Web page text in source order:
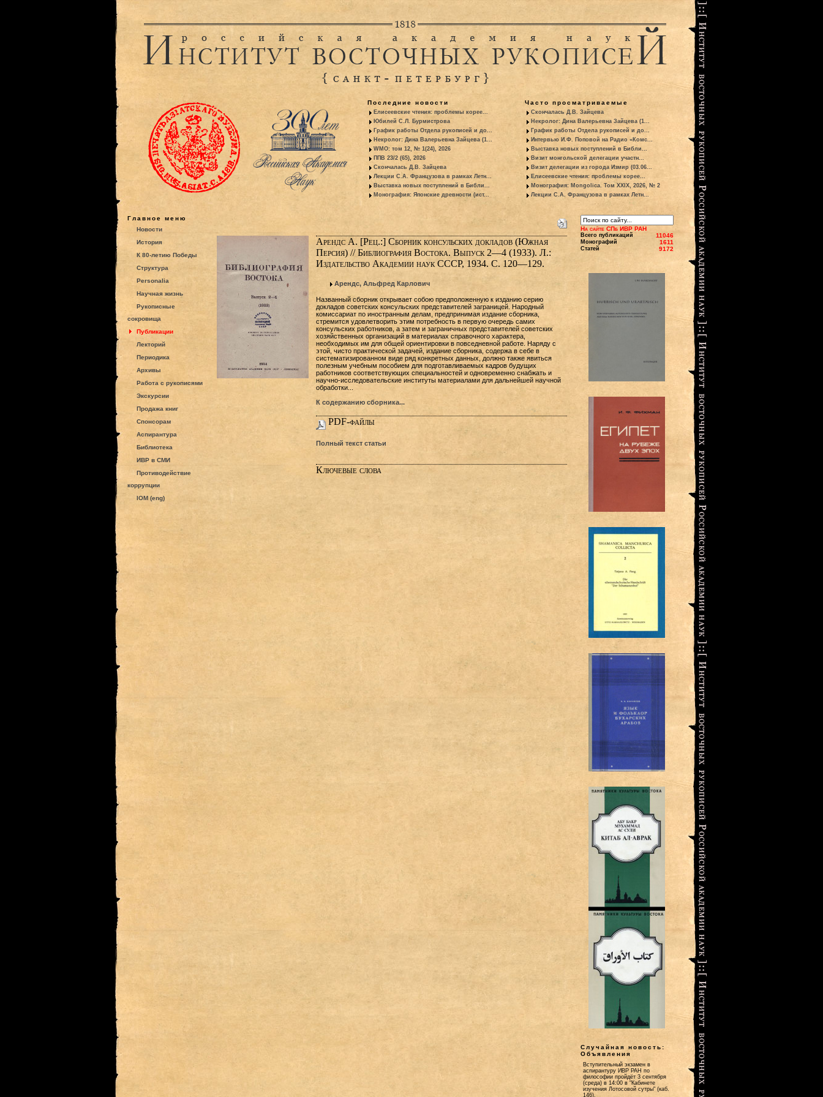
Последние новости
Елисеевские чтения: проблемы корее...
Юбилей С.Л. Бурмистрова
График работы Отдела рукописей и до...
Некролог: Дина Валерьевна Зайцева (1...
WMO: том 12, № 1(24), 2026
ППВ 23/2 (65), 2026
Скончалась Д.В. Зайцева
Лекции С.А. Французова в рамках Летн...
Выставка новых поступлений в Библи...
Монография: Японские древности (ист...
Часто просматриваемые
Скончалась Д.В. Зайцева
Некролог: Дина Валерьевна Зайцева (1...
График работы Отдела рукописей и до...
Интервью И.Ф. Поповой на Радио «Комс...
Выставка новых поступлений в Библи...
Визит монгольской делегации участн...
Визит делегации из города Измир (03.06...
Елисеевские чтения: проблемы корее...
Монография: Mongolica. Том XXIX, 2026, № 2
Лекции С.А. Французова в рамках Летн...
Главное меню
Новости
История
К 80-летию Победы
Структура
Personalia
Научная жизнь
Рукописные
сокровища
Публикации
Лекторий
Периодика
Архивы
Работа с рукописями
Экскурсии
Продажа книг
Спонсорам
Аспирантура
Библиотека
ИВР в СМИ
Противодействие
коррупции
IOM (eng)
Арендс А. [Рец.:] Сборник консульских докладов (Южная
Персия) // Библиография Востока. Выпуск 2—4 (1933). Л.:
Издательство Академии наук СССР, 1934. С. 120—129.
Арендс, Альфред Карлович
Названный сборник открывает собою предположенную к изданию серию
докладов советских консульских представителей заграницей. Народный
комиссариат по иностранным делам, предпринимая издание сборника,
стремится удовлетворить этим потребность в первую очередь самих
консульских работников, а затем и заграничных представителей советских
хозяйственных организаций в материалах справочного характера,
необходимых им для общей ориентировки в повседневной работе. Наряду с
этой, чисто практической задачей, издание сборника, содержа в себе в
систематизированном виде ряд конкретных данных, должно также явиться
полезным учебным пособием для подготавливаемых кадров будущих
работников соответствующих специальностей и одновременно снабжать и
научно-исследовательские институты материалами для дальнейшей научной
обработки...
К содержанию сборника...
PDF-файлы
Полный текст статьи
Ключевые слова
На сайте СПб ИВР РАН
Всего публикаций 11046
Монографий 1611
Статей 9172
Случайная новость:
Объявления
Вступительный экзамен в
аспирантуру ИВР РАН по
философии пройдёт 3 сентября
(среда) в 14:00 в "Кабинете
изучения Лотосовой сутры" (каб.
146).